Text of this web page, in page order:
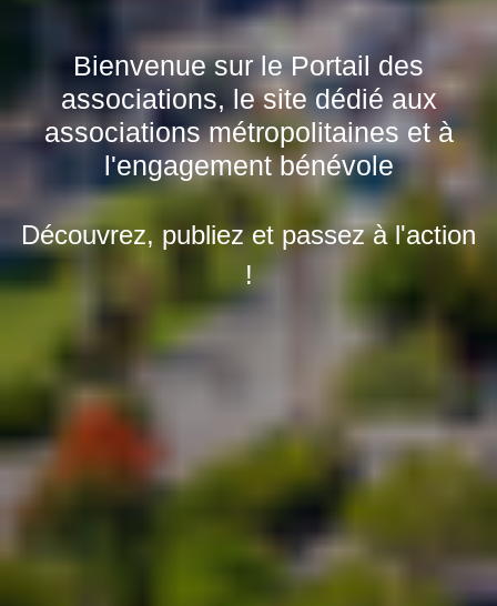
Bienvenue sur le Portail des
associations, le site dédié aux
associations métropolitaines et à
l'engagement bénévole
Découvrez, publiez et passez à l'action
!